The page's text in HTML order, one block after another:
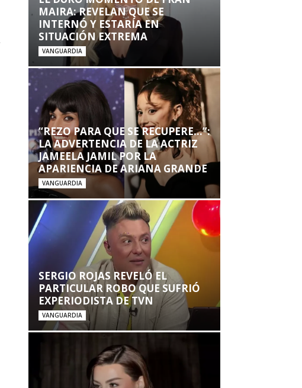
MAIRA: REVELAN QUE SE
INTERNÓ Y ESTARÍA EN
SITUACIÓN EXTREMA
VANGUARDIA
“REZO PARA QUE SE RECUPERE…”:
LA ADVERTENCIA DE LA ACTRIZ
JAMEELA JAMIL POR LA
APARIENCIA DE ARIANA GRANDE
VANGUARDIA
SERGIO ROJAS REVELÓ EL
PARTICULAR ROBO QUE SUFRIÓ
EXPERIODISTA DE TVN
VANGUARDIA